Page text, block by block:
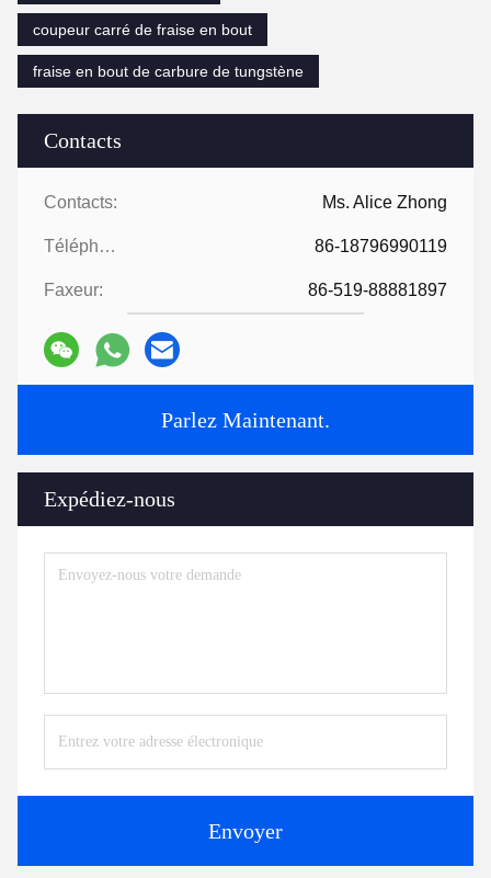
Contacts
Contacts: Ms. Alice Zhong
Téléphone: 86-18796990119
Faxeur: 86-519-88881897
Parlez Maintenant.
Expédiez-nous
Envoyer
coupeur carré de fraise en bout
fraise en bout de carbure de tungstène